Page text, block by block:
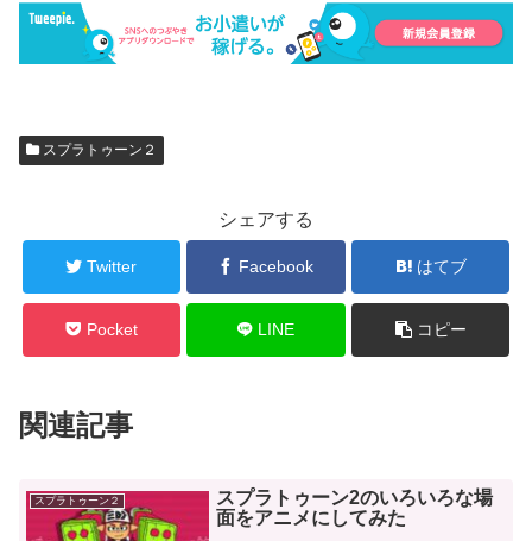
スプラトゥーン２
シェアする
Twitter Facebook はてブ
Pocket LINE コピー
関連記事
スプラトゥーン２
スプラトゥーン2のいろいろな場
面をアニメにしてみた